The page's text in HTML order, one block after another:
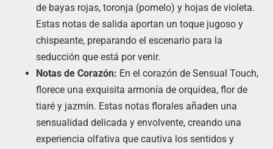
de bayas rojas, toronja (pomelo) y hojas de violeta.
Estas notas de salida aportan un toque jugoso y
chispeante, preparando el escenario para la
seducción que está por venir.
Notas de Corazón: En el corazón de Sensual Touch,
florece una exquisita armonía de orquídea, flor de
tiaré y jazmín. Estas notas florales añaden una
sensualidad delicada y envolvente, creando una
experiencia olfativa que cautiva los sentidos y